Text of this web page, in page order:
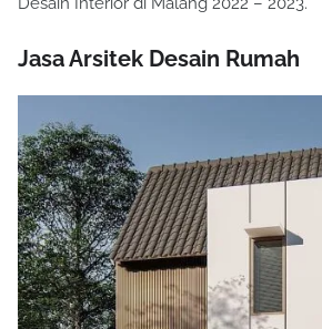
Jasa Arsitek Desain Rumah